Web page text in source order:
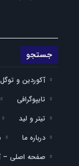
آکوردین و توگل
تایپوگرافی
تیتر و لید
درباره ما
صفحه اصلی –